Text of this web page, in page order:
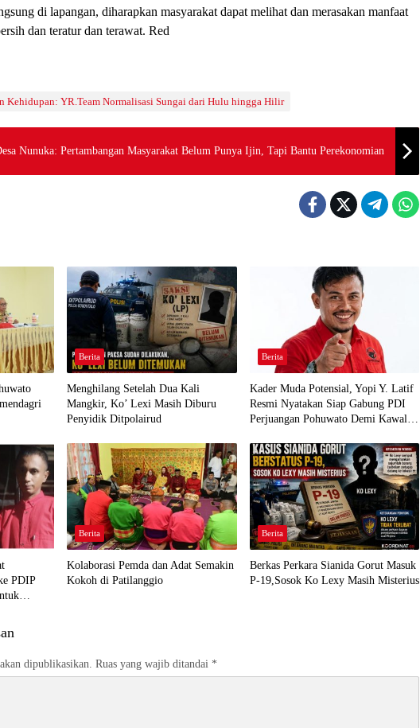
di lapangan, diharapkan masyarakat dapat melihat dan merasakan manfaat
dan teratur dan terawat. Red
Kehidupan: YR.Team Normalisasi Sungai dari Hulu hingga Hilir
Nunuka: Pertambangan Masyarakat Belum Punya Ijin, Tapi Bantu Perekonomian
Berita
Menghilang Setelah Dua Kali
Mangkir, Ko’ Lexi Masih Diburu
Penyidik Ditpolairud
Berita
Kader Muda Potensial, Yopi Y. Latif
Resmi Nyatakan Siap Gabung PDI
Perjuangan Pohuwato Demi Kawal
PDIP
Berita
Kolaborasi Pemda dan Adat Semakin
Kokoh di Patilanggio
Berita
Berkas Perkara Sianida Gorut Masuk
P-19,Sosok Ko Lexy Masih Misterius
dipublikasikan. Ruas yang wajib ditandai *